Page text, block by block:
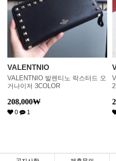
VALENTNIO
VALENTNIO 발렌티노 락스터드 오
거나이저 3COLOR
208,000₩
0 1